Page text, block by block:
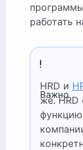
работать
Важно
HRD и
же. HRD